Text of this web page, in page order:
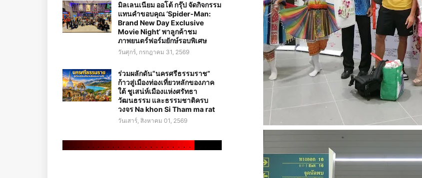
มิลเลนเนียม ออโต้ กรุ๊ป จัดกิจกรรม
แทนคำขอบคุณ ‘Spider-Man:
Brand New Day Exclusive
Movie Night’ พาลูกค้าชม
ภาพยนตร์ฟอร์มยักษ์รอบพิเศษ
วันศุกร์, กรกฎาคม 31, 2569
ร่วมผลักดัน“นครศรีธรรมราช”
ก้าวสู่เมืองท่องเที่ยวหลักของภาค
ใต้ ชูเสน่ห์เมืองแห่งศรัทธา
วัฒนธรรม และธรรมชาติครบ
วงจร Na khon Si Tham ma rat
วันเสาร์, สิงหาคม 01, 2569
. . . . . . . . . . . . . . . . . . . . . . . . .